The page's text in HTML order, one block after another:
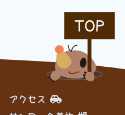
TOP
アクセス